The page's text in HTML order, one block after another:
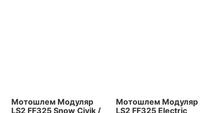
Мотошлем Модуляр
LS2 FF325 Snow Civik /
Мотошлем Модуляр
LS2 FF325 Electric